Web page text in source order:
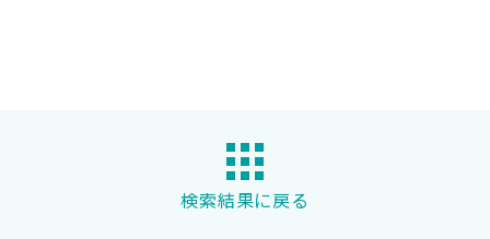
検索結果に戻る